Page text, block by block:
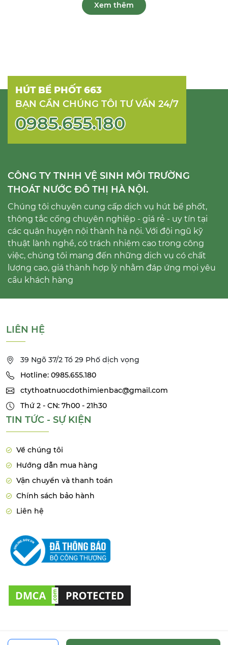
Xem thêm
HÚT BỂ PHỐT 663
BẠN CẦN CHÚNG TÔI TƯ VẤN 24/7
0985.655.180
CÔNG TY TNHH VỆ SINH MÔI TRƯỜNG
THOÁT NƯỚC ĐÔ THỊ HÀ NỘI.
Chúng tôi chuyên cung cấp dịch vụ hút bể phốt,
thông tắc cống chuyên nghiệp - giá rẻ - uy tín tại
các quận huyện nội thành hà nội. Với đội ngũ kỹ
thuật lành nghề, có trách nhiệm cao trong công
việc, chúng tôi mang đến những dịch vụ có chất
lượng cao, giá thành hợp lý nhằm đáp ứng mọi yêu
cầu khách hàng
LIÊN HỆ
39 Ngõ 37/2 Tổ 29 Phố dịch vọng
Hotline: 0985.655.180
ctythoatnuocdothimienbac@gmail.com
Thứ 2 - CN: 7h00 - 21h30
TIN TỨC - SỰ KIỆN
Về chúng tôi
Hướng dẫn mua hàng
Vận chuyển và thanh toán
Chính sách bảo hành
Liên hệ